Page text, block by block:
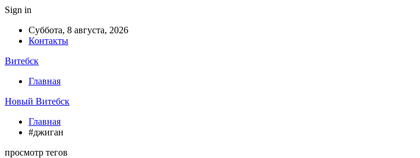
Sign in
Суббота, 8 августа, 2026
Контакты
Витебск
Главная
Новый Витебск
Главная
#джиган
просмотр тегов